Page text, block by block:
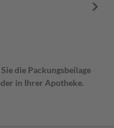
die Packungsbeilage
in Ihrer Apotheke.